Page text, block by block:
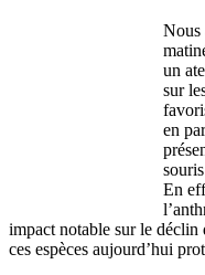
Nous
un
sur
en
En
impact notable sur le
ces espèces aujourd’hui